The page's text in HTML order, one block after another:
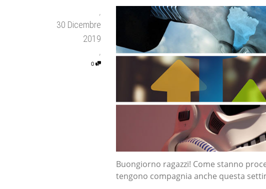
,
30 Dicembre
2019
,
0
Buongiorno ragazzi! Come stanno
tengono compagnia anche questa